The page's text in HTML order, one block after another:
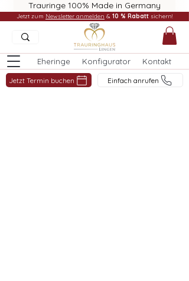
Trauringe 100% Made in Germany
Eheringe Konfigurator Kontakt
Jetzt Termin buchen Einfach anrufen
Jetzt zum Newsletter anmelden & 10 % Rabatt sichern!